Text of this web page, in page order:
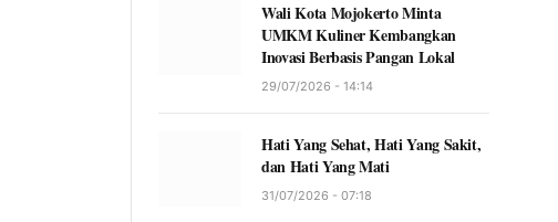
Wali Kota Mojokerto Minta
UMKM Kuliner Kembangkan
Inovasi Berbasis Pangan Lokal
29/07/2026 - 14:14
Hati Yang Sehat, Hati Yang Sakit,
dan Hati Yang Mati
31/07/2026 - 07:18